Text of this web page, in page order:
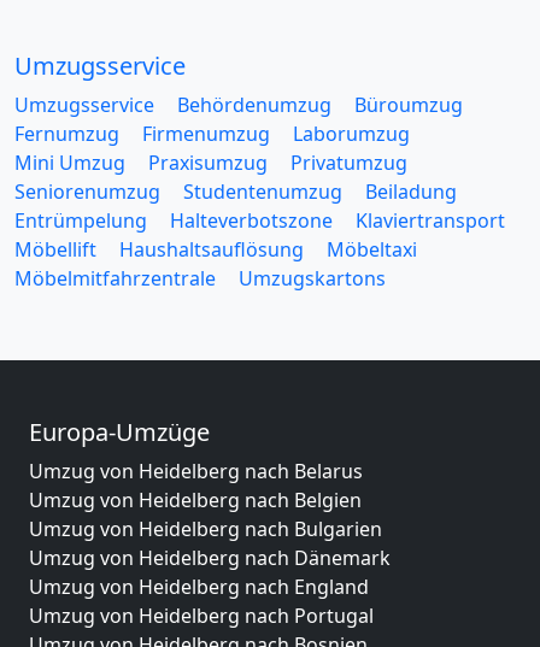
Umzugsservice
Umzugsservice Behördenumzug
Büroumzug
Fernumzug
Firmenumzug
Laborumzug
Mini Umzug
Praxisumzug
Privatumzug
Seniorenumzug
Studentenumzug
Beiladung
Entrümpelung
Halteverbotszone
Klaviertransport
Möbellift
Haushaltsauflösung
Möbeltaxi
Möbelmitfahrzentrale
Umzugskartons
Europa-Umzüge
Umzug von Heidelberg nach Belarus
Umzug von Heidelberg nach Belgien
Umzug von Heidelberg nach Bulgarien
Umzug von Heidelberg nach Dänemark
Umzug von Heidelberg nach England
Umzug von Heidelberg nach Portugal